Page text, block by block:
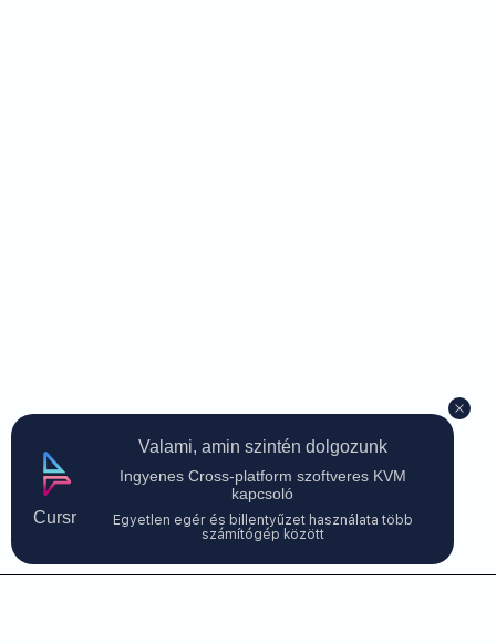
Cursr
Valami, amin szintén dolgozunk
Ingyenes Cross-platform szoftveres KVM
kapcsoló
Egyetlen egér és billentyűzet használata több
számítógép között